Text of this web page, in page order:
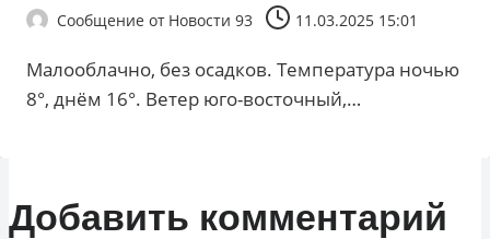
Сообщение от Новости 93 11.03.2025 15:01
Малооблачно, без осадков. Температура ночью
8°, днём 16°. Ветер юго-восточный,…
Добавить комментарий